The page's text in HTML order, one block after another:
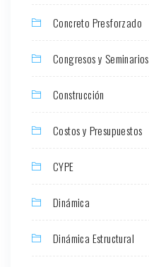
Concreto Presforzado
Congresos y Seminarios
Construcción
Costos y Presupuestos
CYPE
Dinámica
Dinámica Estructural